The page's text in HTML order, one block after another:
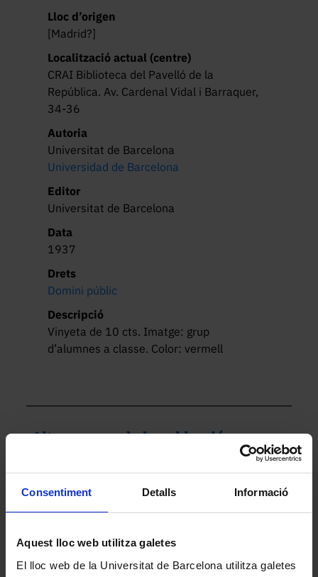
Consentiment Detalls Informació
Aquest lloc web utilitza galetes
El lloc web de la Universitat de Barcelona utilitza galetes
Lloc d’origen
[Madrid?]
Localització actual (centre)
CRAI Biblioteca del Pavelló de la
República. Av. Cardenal Vidal i Barraquer,
34-36
Autoria
Universitat de Barcelona
Universidad de Barcelona
Editor
Universitat de Barcelona
Data
1937
Drets
Domini públic
Descripció
Vinyeta de 10 cts. Imatge: grup
d’alumnes a classe. Color: vermell
Altres peces de la col·lecció